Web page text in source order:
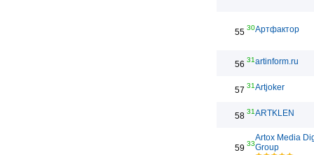
55 30Артфактор
56 31artinform.ru
57 31Artjoker
58 31ARTKLEN
59 33
Artox Media
Group